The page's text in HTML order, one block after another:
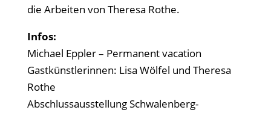
die Arbeiten von Theresa Rothe.
Infos:
Michael Eppler – Permanent vacation
Gastkünstlerinnen: Lisa Wölfel und Theresa
Rothe
Abschlussausstellung Schwalenberg-